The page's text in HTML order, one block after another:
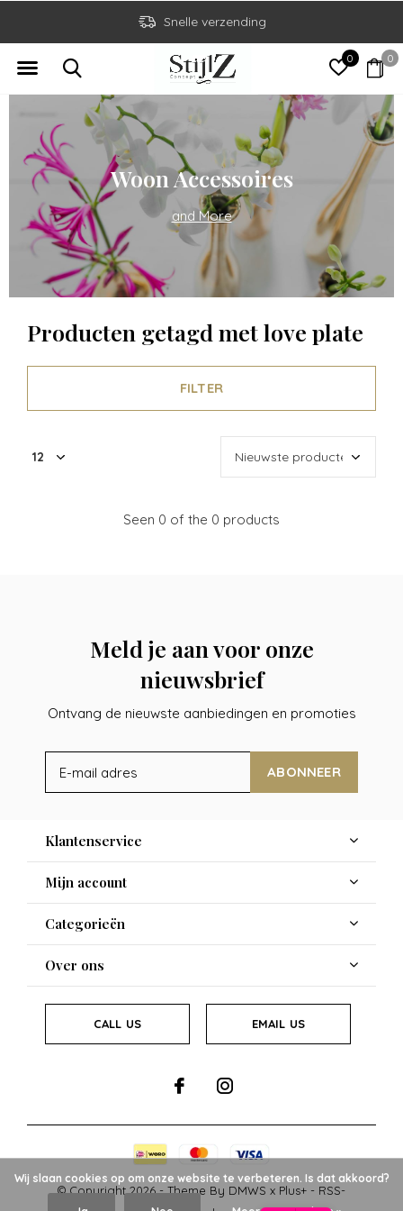
0 0
Snelle verzending
Woon Accessoires
and More
Producten getagd met love plate
FILTER
Seen 0 of the 0 products
Meld je aan voor onze
nieuwsbrief
Ontvang de nieuwste aanbiedingen en promoties
ABONNEER
Klantenservice
Mijn account
Categorieën
Over ons
CALL US EMAIL US
© Copyright2026- Theme By DMWS x Plus+ - RSS-
Wij slaan cookies op om onze website te verbeteren. Is dat akkoord?